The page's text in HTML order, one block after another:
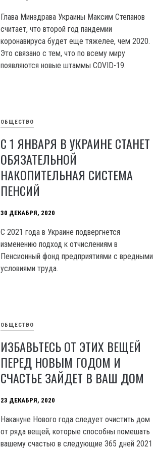
Глава Минздрава Украины Максим Степанов
считает, что второй год пандемии
коронавируса будет еще тяжелее, чем 2020.
Это связано с тем, что по всему миру
появляются новые штаммы COVID-19.
ОБЩЕСТВО
С 1 ЯНВАРЯ В УКРАИНЕ СТАНЕТ
ОБЯЗАТЕЛЬНОЙ
НАКОПИТЕЛЬНАЯ СИСТЕМА
ПЕНСИЙ
30 ДЕКАБРЯ, 2020
С 2021 года в Украине подвергнется
изменению подход к отчислениям в
Пенсионный фонд предприятиями с вредными
условиями труда.
ОБЩЕСТВО
ИЗБАВЬТЕСЬ ОТ ЭТИХ ВЕЩЕЙ
ПЕРЕД НОВЫМ ГОДОМ И
СЧАСТЬЕ ЗАЙДЕТ В ВАШ ДОМ
23 ДЕКАБРЯ, 2020
Накануне Нового года следует очистить дом
от ряда вещей, которые способны помешать
вашему счастью в следующие 365 дней 2021